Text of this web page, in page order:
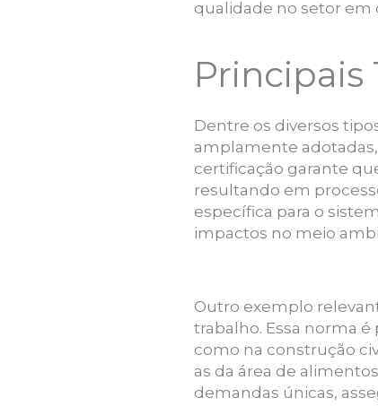
qualidade no setor em
Dentre os diversos
amplamente
certificação garante
resultando em
específica para o
impactos no meio
Outro exemplo
trabalho. Essa norma
como na construção
as da área de
demandas únicas,